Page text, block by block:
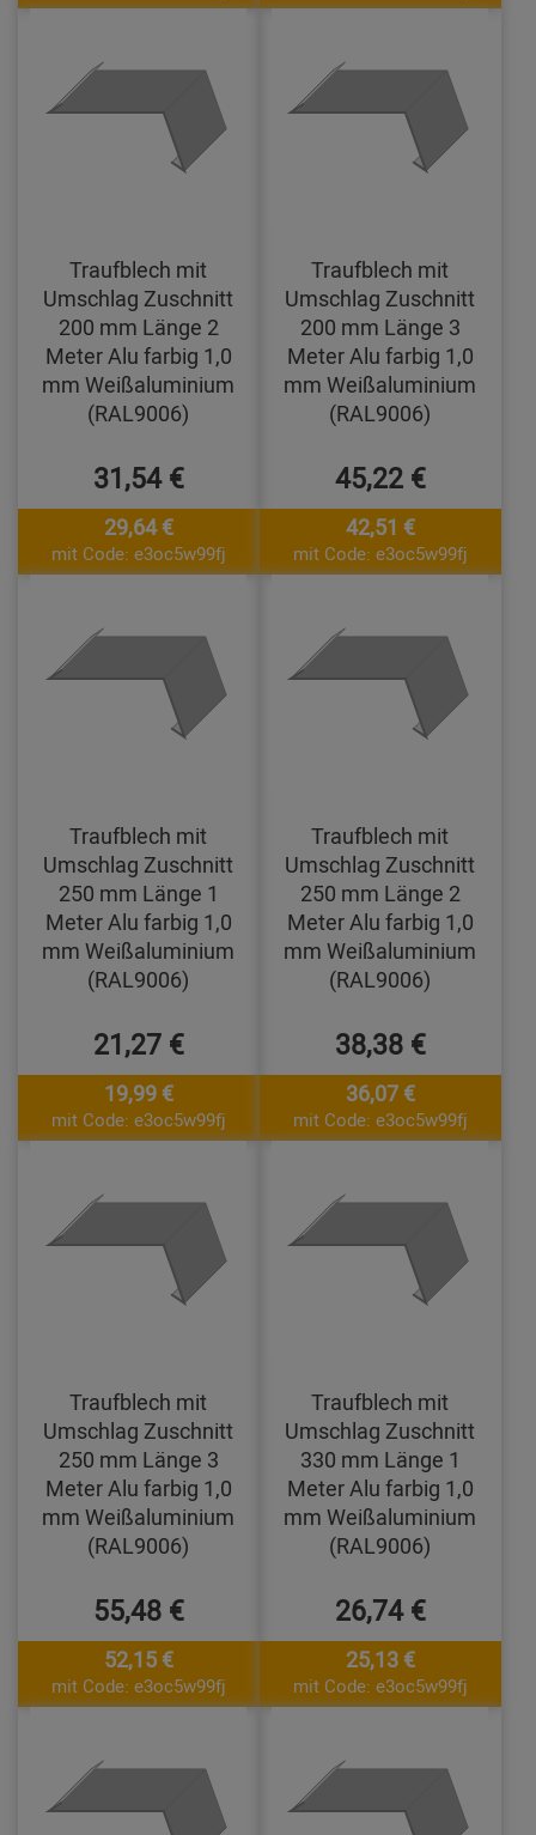
Traufblech mit
Umschlag Zuschnitt
200 mm Länge 2
Meter Alu farbig 1,0
mm Weißaluminium
(RAL9006)
31,54 €
29,64 €
mit Code: e3oc5w99fj
Traufblech mit
Umschlag Zuschnitt
200 mm Länge 3
Meter Alu farbig 1,0
mm Weißaluminium
(RAL9006)
45,22 €
42,51 €
mit Code: e3oc5w99fj
Traufblech mit
Umschlag Zuschnitt
250 mm Länge 1
Meter Alu farbig 1,0
mm Weißaluminium
(RAL9006)
21,27 €
19,99 €
mit Code: e3oc5w99fj
Traufblech mit
Umschlag Zuschnitt
250 mm Länge 2
Meter Alu farbig 1,0
mm Weißaluminium
(RAL9006)
38,38 €
36,07 €
mit Code: e3oc5w99fj
Traufblech mit
Umschlag Zuschnitt
250 mm Länge 3
Meter Alu farbig 1,0
mm Weißaluminium
(RAL9006)
55,48 €
52,15 €
mit Code: e3oc5w99fj
Traufblech mit
Umschlag Zuschnitt
330 mm Länge 1
Meter Alu farbig 1,0
mm Weißaluminium
(RAL9006)
26,74 €
25,13 €
mit Code: e3oc5w99fj